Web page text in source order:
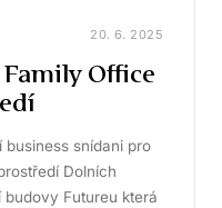
20. 6. 2025
Office
business snídani pro
Dolních
Futureu která